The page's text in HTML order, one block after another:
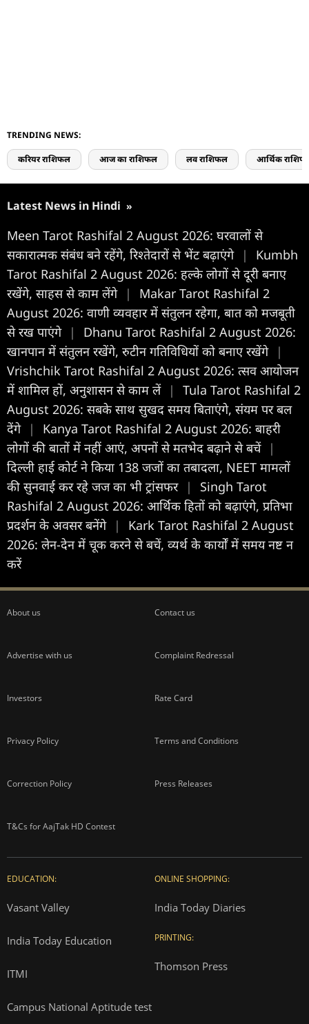
TRENDING NEWS:
करियर राशिफल आज का राशिफल लव राशिफल आर्थिक
Latest News in Hindi »
Meen Tarot Rashifal 2 August 2026: घरवालों से
सकारात्मक संबंध बने रहेंगे, रिश्तेदारों से भेंट बढ़ाएंगे |
Kumbh
Tarot Rashifal 2 August 2026: हल्के लोगों से दूरी बनाए
रखेंगे, साहस से काम लेंगे |
Makar Tarot Rashifal 2
August 2026: वाणी व्यवहार में संतुलन रहेगा, बात को मजबूती
से रख पाएंगे |
Dhanu Tarot Rashifal 2 August 2026:
खानपान में संतुलन रखेंगे, रुटीन गतिविधियों को बनाए रखेंगे |
Vrishchik Tarot Rashifal 2 August 2026: त्सव आयोजन
में शामिल हों, अनुशासन से काम लें |
Tula Tarot Rashifal 2
August 2026: सबके साथ सुखद समय बिताएंगे, संयम पर बल
देंगे |
Kanya Tarot Rashifal 2 August 2026: बाहरी
लोगों की बातों में नहीं आएं, अपनों से मतभेद बढ़ाने से बचें |
दिल्ली हाई कोर्ट ने किया 138 जजों का तबादला, NEET मामलों
की सुनवाई कर रहे जज का भी ट्रांसफर |
Singh Tarot
Rashifal 2 August 2026: आर्थिक हितों को बढ़ाएंगे, प्रतिभा
प्रदर्शन के अवसर बनेंगे |
Kark Tarot Rashifal 2 August
2026: लेन-देन में चूक करने से बचें, व्यर्थ के कार्यों में समय नष्ट न
करें
About us Contact us
Advertise with us Complaint Redressal
Investors Rate Card
Privacy Policy Terms and Conditions
Correction Policy Press Releases
T&Cs for AajTak HD Contest
EDUCATION:
Vasant Valley
India Today Education
ITMI
Campus National Aptitude test
ONLINE SHOPPING:
India Today Diaries
PRINTING:
Thomson Press